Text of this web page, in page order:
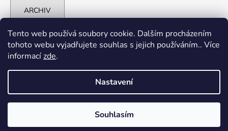
Tento web používá soubory cookie. Dalším procházením
tohoto webu vyjadřujete souhlas s jejich používáním.. Více
informacízde.
Nastavení
Souhlasím
ARCHIV
petrklic.cz. Všechna práva vyhrazena.